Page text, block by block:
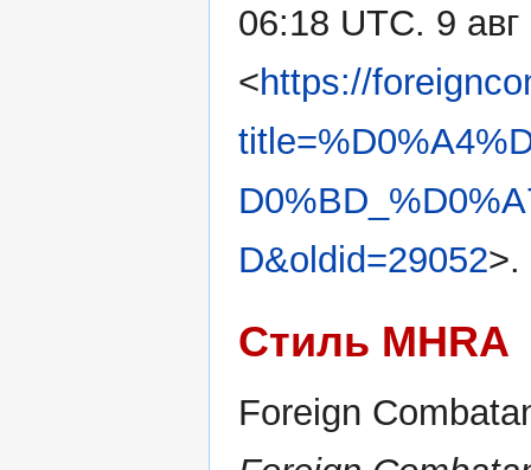
06:18 UTC. 9
<https://
D&oldid=29052>.
Стиль MHRA
Foreign